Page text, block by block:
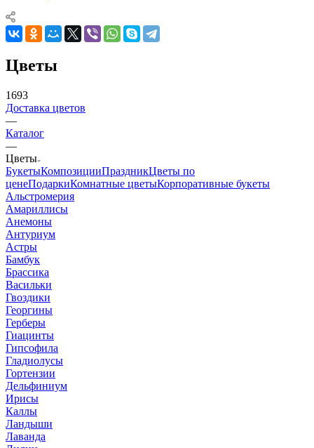
Цветы
1693
Доставка цветов
—
Каталог
—
Цветы
БукетыКомпозицииПраздникЦветы по
ценеПодаркиКомнатные цветыКорпоративные букеты
Альстромерия
Амариллисы
Анемоны
Антуриум
Астры
Бамбук
Брассика
Васильки
Гвоздики
Георгины
Герберы
Гиацинты
Гипсофила
Гладиолусы
Гортензии
Дельфиниум
Ирисы
Каллы
Ландыши
Лаванда